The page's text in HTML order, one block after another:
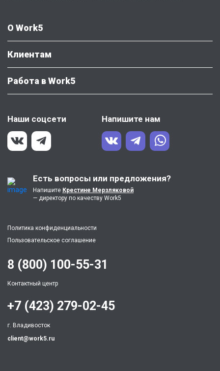
О Work5
Клиентам
Работа в Work5
Наши соцсети Напишите нам
Есть вопросы или предложения?
Напишите Крестине Мерзляковой
— директору по качеству Work5
Политика конфиденциальности
Пользовательское соглашение
8 (800) 100-55-31
Контактный центр
+7 (423) 279-02-45
г. Владивосток
client@work5.ru